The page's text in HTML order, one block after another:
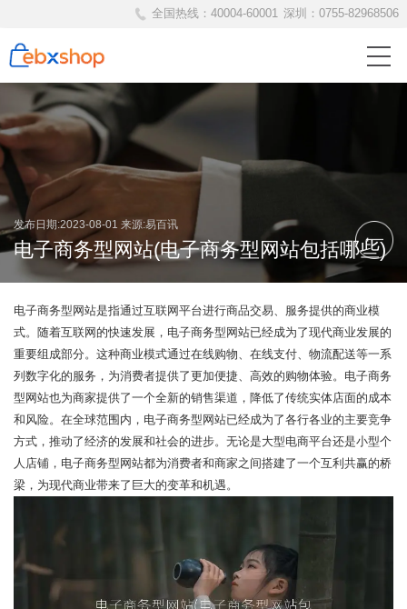
全国热线：40004-60001 深圳：0755-82968506
发布日期:2023-08-01 来源:易百讯
电子商务型网站(电子商务型网站包括哪些)
电子商务型网站是指通过互联网平台进行商品交易、服务提供的商业模
式。随着互联网的快速发展，电子商务型网站已经成为了现代商业发展的
重要组成部分。这种商业模式通过在线购物、在线支付、物流配送等一系
列数字化的服务，为消费者提供了更加便捷、高效的购物体验。电子商务
型网站也为商家提供了一个全新的销售渠道，降低了传统实体店面的成本
和风险。在全球范围内，电子商务型网站已经成为了各行各业的主要竞争
方式，推动了经济的发展和社会的进步。无论是大型电商平台还是小型个
人店铺，电子商务型网站都为消费者和商家之间搭建了一个互利共赢的桥
梁，为现代商业带来了巨大的变革和机遇。